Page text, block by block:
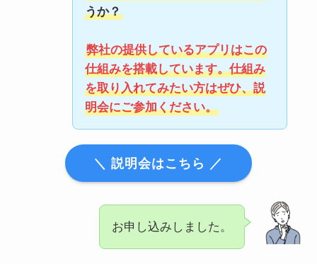
うか？
弊社の提供しているアプリはこの
仕組みを搭載しています。仕組み
を取り入れてみたい方はぜひ、説
明会にご参加ください。
＼ 説明会はこちら ／
お申し込みしました。